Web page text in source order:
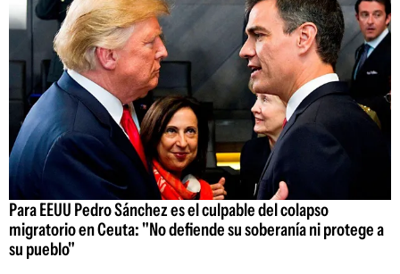
Para EEUU Pedro Sánchez es el culpable del colapso
migratorio en Ceuta: "No defiende su soberanía ni protege a
su pueblo"